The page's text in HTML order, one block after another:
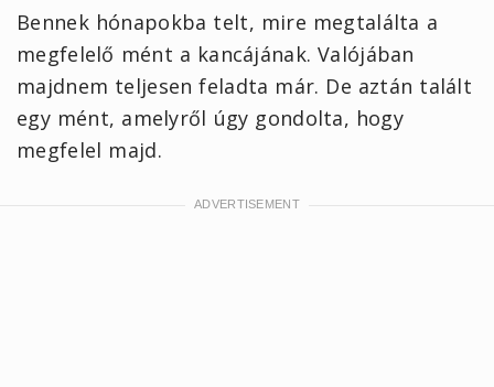
Bennek hónapokba telt, mire megtalálta a
megfelelő mént a kancájának. Valójában
majdnem teljesen feladta már. De aztán talált
egy mént, amelyről úgy gondolta, hogy
megfelel majd.